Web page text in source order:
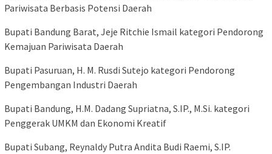
Pariwisata Berbasis Potensi Daerah
Bupati Bandung Barat, Jeje Ritchie Ismail kategori Pendorong
Kemajuan Pariwisata Daerah
Bupati Pasuruan, H. M. Rusdi Sutejo kategori Pendorong
Pengembangan Industri Daerah
Bupati Bandung, H.M. Dadang Supriatna, S.IP., M.Si. kategori
Penggerak UMKM dan Ekonomi Kreatif
Bupati Subang, Reynaldy Putra Andita Budi Raemi, S.IP.